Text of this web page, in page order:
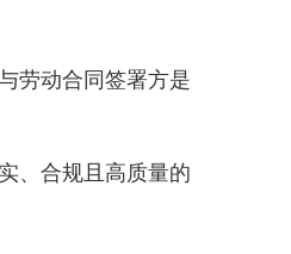
劳动合同签署方是
、合规且高质量的